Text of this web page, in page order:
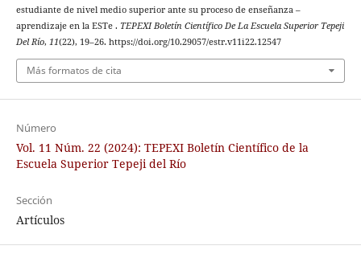
estudiante de nivel medio superior ante su proceso de enseñanza –
aprendizaje en la ESTe . TEPEXI Boletín Científico De La Escuela Superior Tepeji
Del Río, 11(22), 19–26. https://doi.org/10.29057/estr.v11i22.12547
Más formatos de cita
Número
Vol. 11 Núm. 22 (2024): TEPEXI Boletín Científico de la
Escuela Superior Tepeji del Río
Sección
Artículos